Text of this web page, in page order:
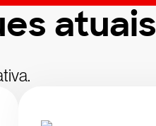
atuais